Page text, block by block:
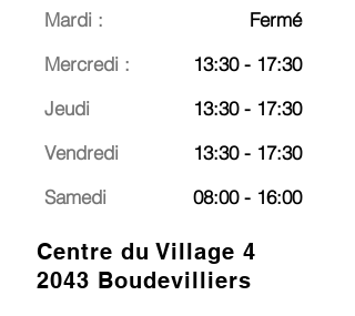
Mardi :
Mercredi :
Jeudi
Vendredi
Samedi
Fermé
13:30 - 17:30
13:30 - 17:30
13:30 - 17:30
08:00 - 16:00
Centre du Village 4
2043 Boudevilliers